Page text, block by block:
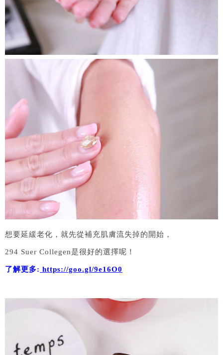
想要延緩老化，就先從補充肌膚流失掉的開始，
294 Suer Collegen是很好的選擇呢！
了解更多: https://goo.gl/9e16O0